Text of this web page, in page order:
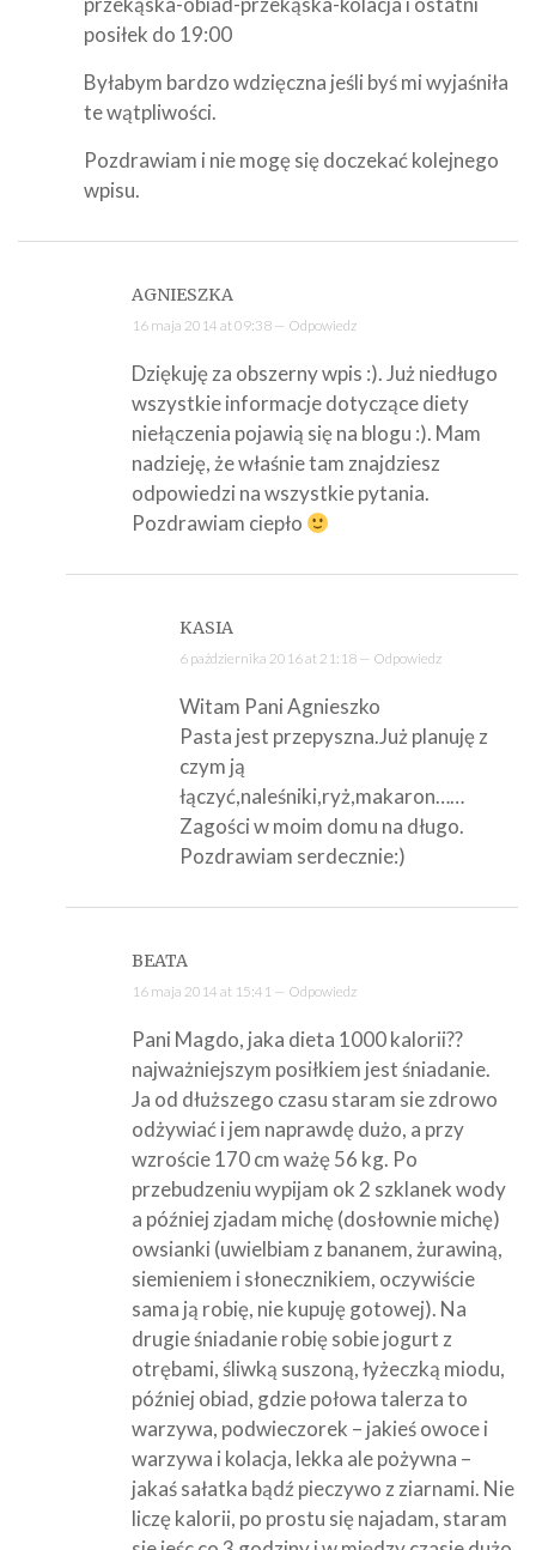
posiłek do 19:00
Byłabym bardzo wdzięczna jeśli byś mi wyjaśniła
te wątpliwości.
Pozdrawiam i nie mogę się doczekać kolejnego
wpisu.
AGNIESZKA
16 maja 2014 at 09:38 — Odpowiedz
Dziękuję za obszerny wpis :). Już niedługo
wszystkie informacje dotyczące diety
niełączenia pojawią się na blogu :). Mam
nadzieję, że właśnie tam znajdziesz
odpowiedzi na wszystkie pytania.
Pozdrawiam ciepło
KASIA
6 października 2016 at 21:18 — Odpowiedz
Witam Pani Agnieszko
Pasta jest przepyszna.Już planuję z
czym ją
łączyć,naleśniki,ryż,makaron……
Zagości w moim domu na długo.
Pozdrawiam serdecznie:)
BEATA
16 maja 2014 at 15:41 — Odpowiedz
Pani Magdo, jaka dieta 1000 kalorii??
najważniejszym posiłkiem jest śniadanie.
Ja od dłuższego czasu staram sie zdrowo
odżywiać i jem naprawdę dużo, a przy
wzroście 170 cm ważę 56 kg. Po
przebudzeniu wypijam ok 2 szklanek wody
a później zjadam michę (dosłownie michę)
owsianki (uwielbiam z bananem, żurawiną,
siemieniem i słonecznikiem, oczywiście
sama ją robię, nie kupuję gotowej). Na
drugie śniadanie robię sobie jogurt z
otrębami, śliwką suszoną, łyżeczką miodu,
później obiad, gdzie połowa talerza to
warzywa, podwieczorek – jakieś owoce i
warzywa i kolacja, lekka ale pożywna –
jakaś sałatka bądź pieczywo z ziarnami. Nie
liczę kalorii, po prostu się najadam, staram